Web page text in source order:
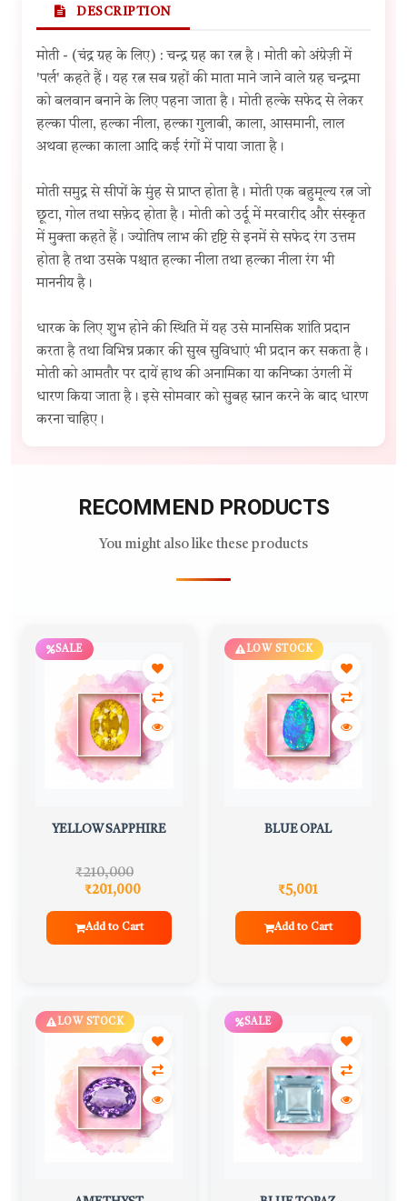
DESCRIPTION
मोती - (चंद्र ग्रह के लिए) : चन्द्र ग्रह का रत्न है। मोती को अंग्रेज़ी में
'पर्ल' कहते हैं। यह रत्न सब ग्रहों की माता माने जाने वाले ग्रह चन्द्रमा
को बलवान बनाने के लिए पहना जाता है। मोती हल्के सफेद से लेकर
हल्का पीला, हल्का नीला, हल्का गुलाबी, काला, आसमानी, लाल
अथवा हल्का काला आदि कई रंगों में पाया जाता है।
मोती समुद्र से सीपों के मुंह से प्राप्त होता है। मोती एक बहुमूल्य रत्न जो
छूटा, गोल तथा सफ़ेद होता है। मोती को उर्दू में मरवारीद और संस्कृत
में मुक्ता कहते हैं। ज्योतिष लाभ की दृष्टि से इनमें से सफेद रंग उत्तम
होता है तथा उसके पश्चात हल्का नीला तथा हल्का नीला रंग भी
माननीय है।
धारक के लिए शुभ होने की स्थिति में यह उसे मानसिक शांति प्रदान
करता है तथा विभिन्न प्रकार की सुख सुविधाएं भी प्रदान कर सकता है।
मोती को आमतौर पर दायें हाथ की अनामिका या कनिष्का उंगली में
धारण किया जाता है। इसे सोमवार को सुबह स्नान करने के बाद धारण
करना चाहिए।
RECOMMEND PRODUCTS
You might also like these products
SALE
YELLOW SAPPHIRE
₹210,000
₹201,000
Add to Cart
LOW STOCK
BLUE OPAL
₹5,001
Add to Cart
LOW STOCK SALE